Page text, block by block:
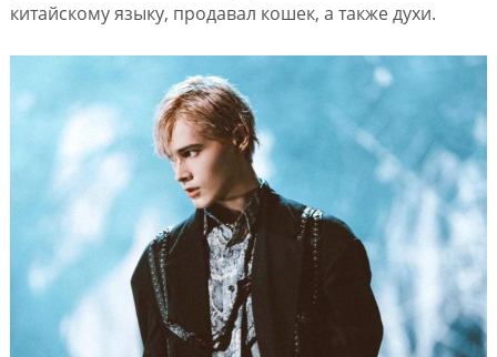
китайскому языку, продавал кошек, а также духи.